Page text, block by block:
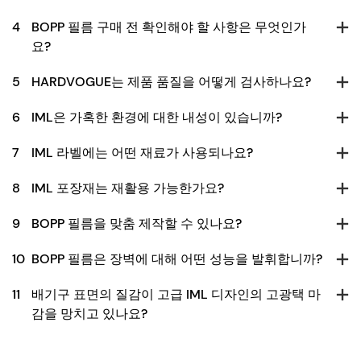
4
BOPP 필름 구매 전 확인해야 할 사항은 무엇인가
요?
5 HARDVOGUE는 제품 품질을 어떻게 검사하나요?
6 IML은 가혹한 환경에 대한 내성이 있습니까?
7 IML 라벨에는 어떤 재료가 사용되나요?
8 IML 포장재는 재활용 가능한가요?
9 BOPP 필름을 맞춤 제작할 수 있나요?
10 BOPP 필름은 장벽에 대해 어떤 성능을 발휘합니까?
11
배기구 표면의 질감이 고급 IML 디자인의 고광택 마
감을 망치고 있나요?